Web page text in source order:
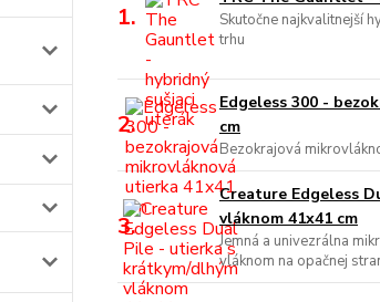
1.
Skutočne najkvalitnejší
trhu
2.
Edgeless 300 -
cm
Bezokrajová
3.
Creature Edgeless
vláknom 41x41 cm
Jemná a univezrálna
vláknom na opačnej